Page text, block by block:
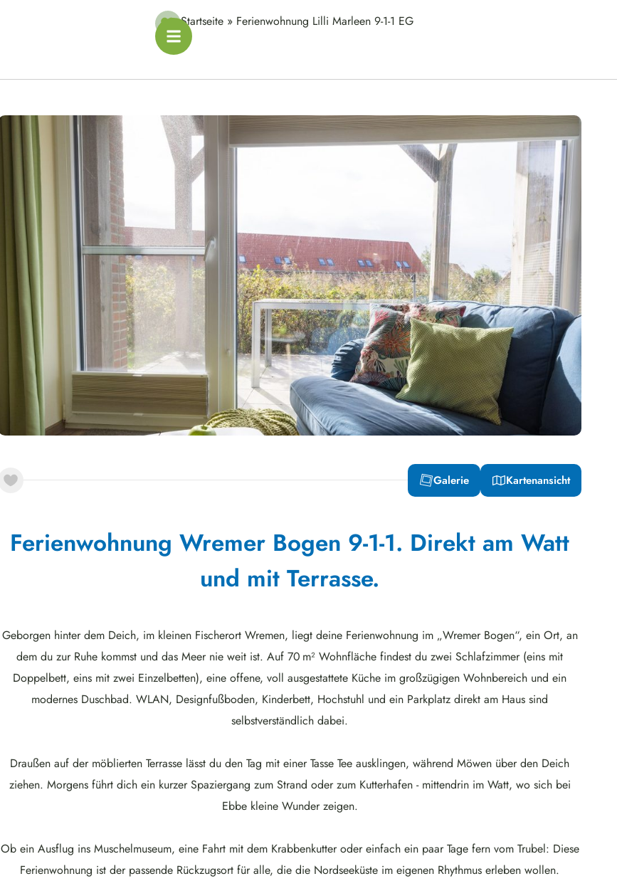
Startseite» Ferienwohnung Lilli Marleen 9-1-1 EG
Galerie Kartenansicht
Ferienwohnung Wremer Bogen 9-1-1. Direkt am Watt
und mit Terrasse.
Geborgen hinter dem Deich, im kleinen Fischerort Wremen, liegt deine Ferienwohnung im „Wremer Bogen“, ein Ort, an
dem du zur Ruhe kommst und das Meer nie weit ist. Auf 70 m² Wohnfläche findest du zwei Schlafzimmer (eins mit
Doppelbett, eins mit zwei Einzelbetten), eine offene, voll ausgestattete Küche im großzügigen Wohnbereich und ein
modernes Duschbad. WLAN, Designfußboden, Kinderbett, Hochstuhl und ein Parkplatz direkt am Haus sind
selbstverständlich dabei.
Draußen auf der möblierten Terrasse lässt du den Tag mit einer Tasse Tee ausklingen, während Möwen über den Deich
ziehen. Morgens führt dich ein kurzer Spaziergang zum Strand oder zum Kutterhafen - mittendrin im Watt, wo sich bei
Ebbe kleine Wunder zeigen.
Ob ein Ausflug ins Muschelmuseum, eine Fahrt mit dem Krabbenkutter oder einfach ein paar Tage fern vom Trubel: Diese
Ferienwohnung ist der passende Rückzugsort für alle, die die Nordseeküste im eigenen Rhythmus erleben wollen.